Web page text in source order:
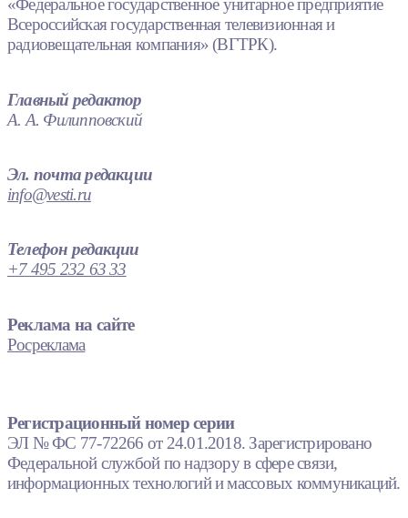
«Федеральное государственное унитарное предприятие
Всероссийская государственная телевизионная и
радиовещательная компания» (ВГТРК).
Главный редактор
А. А. Филипповский
Эл. почта редакции
info@vesti.ru
Телефон редакции
+7 495 232 63 33
Реклама на сайте
Росреклама
Регистрационный номер серии
ЭЛ № ФС 77-72266 от 24.01.2018. Зарегистрировано
Федеральной службой по надзору в сфере связи,
информационных технологий и массовых коммуникаций.